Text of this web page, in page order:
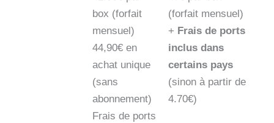
box (forfait
mensuel)
44,90€ en
achat unique
(sans
abonnement)
Frais de ports
(forfait mensuel)
+ Frais de ports
inclus dans
certains pays
(sinon à partir de
4.70€)